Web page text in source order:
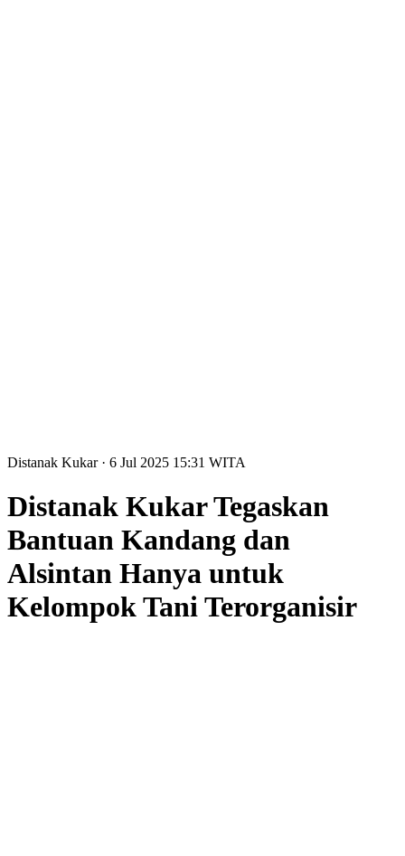
Distanak Kukar · 6 Jul 2025 15:31 WITA
Distanak Kukar Tegaskan
Bantuan Kandang dan
Alsintan Hanya untuk
Kelompok Tani Terorganisir